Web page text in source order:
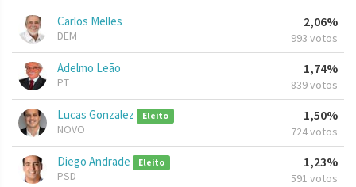
Carlos Melles
DEM
2,06%
993 votos
Adelmo Leão
PT
1,74%
839 votos
Lucas Gonzalez Eleito
NOVO
1,50%
724 votos
Diego Andrade Eleito
PSD
1,23%
591 votos